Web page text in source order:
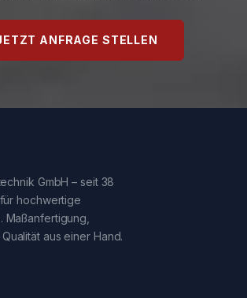
ANFRAGE STELLEN
GmbH – seit 38
hochwertige
Maßanfertigung,
aus einer Hand.